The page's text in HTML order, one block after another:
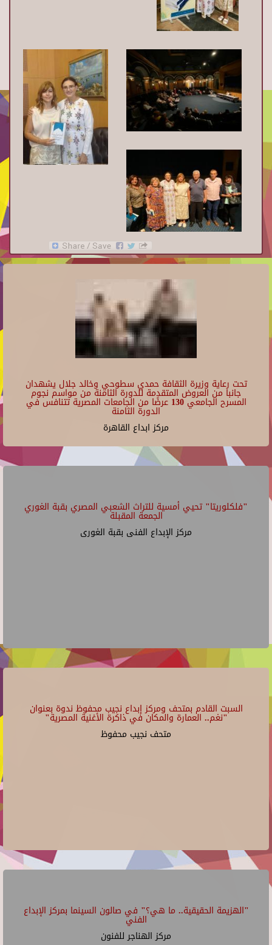
تحت رعاية وزيرة الثقافة حمدي سطوحي وخالد جلال يشهدان
جانبا من العروض المتقدمة للدورة الثامنة من مواسم نجوم
المسرح الجامعي 130 عرضًا من الجامعات المصرية تتنافس في
الدورة الثامنة
مركز ابداع القاهرة
"فلكلوريتا" تحيي أمسية للتراث الشعبي المصري بقبة الغوري
الجمعة المقبلة
مركز الإبداع الفنى بقبة الغورى
السبت القادم بمتحف ومركز إبداع نجيب محفوظ ندوة بعنوان
"نغم.. العمارة والمكان في ذاكرة الأغنية المصرية"
متحف نجيب محفوظ
"الهزيمة الحقيقية.. ما هي؟" في صالون السينما بمركز الإبداع
الفني
مركز الهناجر للفنون